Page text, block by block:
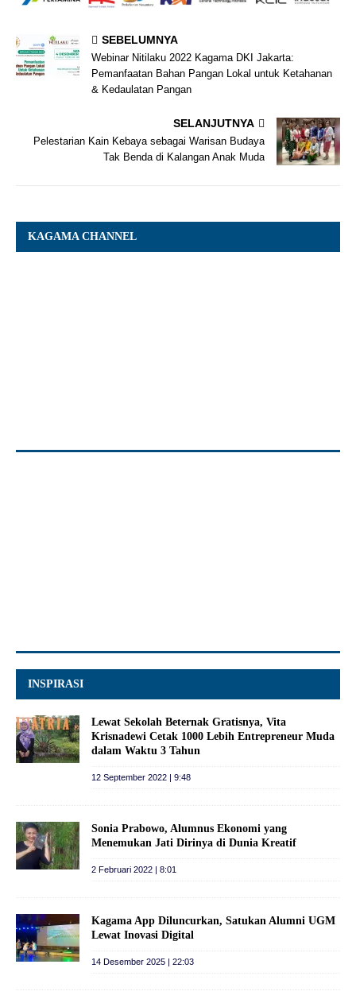
SEBELUMNYA
Webinar Nitilaku 2022 Kagama DKI Jakarta:
Pemanfaatan Bahan Pangan Lokal untuk Ketahanan
& Kedaulatan Pangan
SELANJUTNYA
Pelestarian Kain Kebaya sebagai Warisan Budaya
Tak Benda di Kalangan Anak Muda
KAGAMA CHANNEL
INSPIRASI
Lewat Sekolah Beternak Gratisnya, Vita
Krisnadewi Cetak 1000 Lebih Entrepreneur Muda
dalam Waktu 3 Tahun
12 September 2022 | 9:48
Sonia Prabowo, Alumnus Ekonomi yang
Menemukan Jati Dirinya di Dunia Kreatif
2 Februari 2022 | 8:01
Kagama App Diluncurkan, Satukan Alumni UGM
Lewat Inovasi Digital
14 Desember 2025 | 22:03